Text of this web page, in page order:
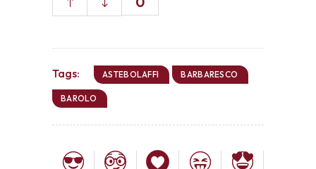
Tags: ASTEBOLAFFI BARBARESCO
BAROLO